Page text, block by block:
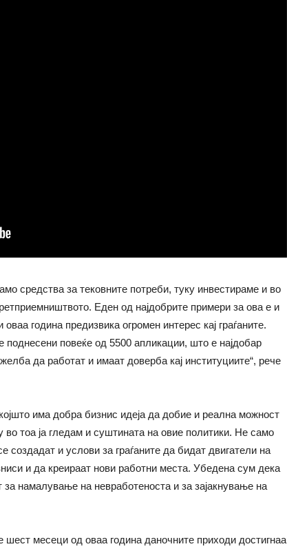
средства за тековните потреби, туку инвестираме и во
Еден од најдобрите примери за ова е и
година предизвика огромен интерес кај граѓаните.
повеќе од 5500 апликации, што е најдобар
да работат и имаат доверба кај институциите“, рече
има добра бизнис идеја да добие и реална можност
во тоа ја гледам и суштината на овие политики. Не само
создадат и услови за граѓаните да бидат двигатели на
и да креираат нови работни места. Убедена сум дека
намалување на невработеноста и за зајакнување на
шест месеци од оваа година даночните приходи достигнаа